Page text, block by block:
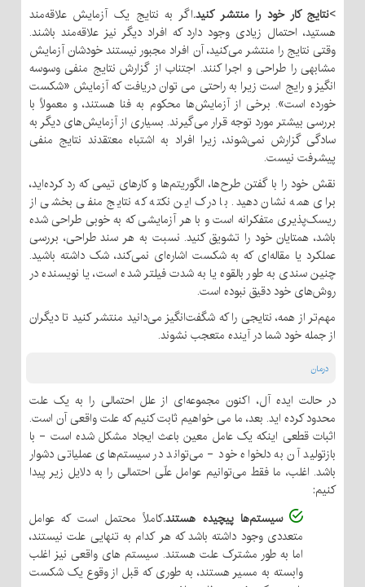
>نتایج کار خود را منتشر کنید.اگر به نتایج یک آزمایش علاقه‌مند
هستید، احتمال زیادی وجود دارد که افراد دیگر نیز علاقه‌مند باشند.
وقتی نتایج را منتشر می‌کنید، آن افراد مجبور نیستند خودشان آزمایش
مشابهی را طراحی و اجرا کنند. اجتناب از گزارش نتایج منفی وسوسه
انگیز و رایج است زیرا به راحتی می توان دریافت که آزمایش «شکست
خورده است». برخی از آزمایش‌ها محکوم به فنا هستند، و معمولاً با
بررسی بیشتر مورد توجه قرار می‌گیرند. بسیاری از آزمایش‌های دیگر به
سادگی گزارش نمی‌شوند، زیرا افراد به اشتباه معتقدند نتایج منفی
پیشرفت نیست.
نقش خود را با گفتن طرح‌ها، الگوریتم‌ها و کارهای تیمی که رد کرده‌اید،
برای همه نشان دهید. با درک این نکته که نتایج منفی بخشی از
ریسک‌پذیری متفکرانه است و با هر آزمایشی که به خوبی طراحی شده
باشد، همتایان خود را تشویق کنید. نسبت به هر سند طراحی، بررسی
عملکرد یا مقاله‌ای که به شکست اشاره‌ای نمی‌کند، شک داشته باشید.
چنین سندی به طور بالقوه یا به شدت فیلتر شده است، یا نویسنده در
روش‌های خود دقیق نبوده است.
مهم‌تر از همه، نتایجی را که شگفت‌انگیز می‌دانید منتشر کنید تا دیگران
از جمله خود شما در آینده متعجب نشوند.
درمان
در حالت ایده آل، اکنون مجموعه‌ای از علل احتمالی را به یک علت
محدود کرده اید. بعد، ما می خواهیم ثابت کنیم که علت واقعی آن است.
اثبات قطعی اینکه یک عامل معین باعث ایجاد مشکل شده است - با
بازتولید آن به دلخواه خود - می‌تواند در سیستم‌های عملیاتی دشوار
باشد. اغلب، ما فقط می‌توانیم عوامل علّی احتمالی را به دلایل زیر پیدا
کنیم:
سیستم‌ها پیچیده هستند.کاملاً محتمل است که عوامل
متعددی وجود داشته باشد که هر کدام به تنهایی علت نیستند،
اما به طور مشترک علت هستند. سیستم های واقعی نیز اغلب
وابسته به مسیر هستند، به طوری که قبل از وقوع یک شکست